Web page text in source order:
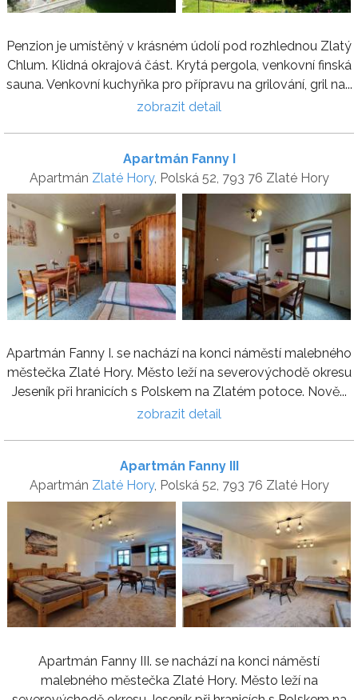
Penzion je umístěný v krásném údolí pod rozhlednou Zlatý
Chlum. Klidná okrajová část. Krytá pergola, venkovní finská
sauna. Venkovní kuchyňka pro přípravu na grilování, gril na...
zobrazit detail
Apartmán Fanny I
Apartmán Zlaté Hory, Polská 52, 793 76 Zlaté Hory
Apartmán Fanny I. se nachází na konci náměstí malebného
městečka Zlaté Hory. Město leží na severovýchodě okresu
Jeseník při hranicích s Polskem na Zlatém potoce. Nově...
zobrazit detail
Apartmán Fanny III
Apartmán Zlaté Hory, Polská 52, 793 76 Zlaté Hory
Apartmán Fanny III. se nachází na konci náměstí
malebného městečka Zlaté Hory. Město leží na